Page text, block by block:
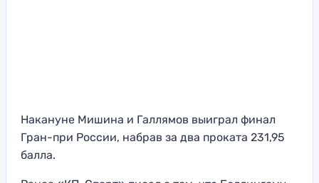
Накануне Мишина и Галлямов выиграл финал
Гран-при России, набрав за два проката 231,95
балла.